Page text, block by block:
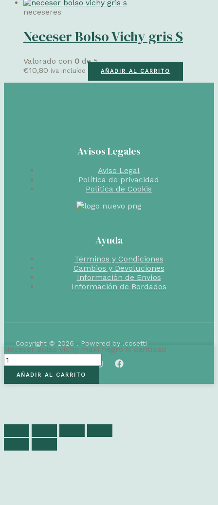
neceseres
Neceser Bolso Vichy gris S
Valorado con 0 de 5
€10,80 iva incluído AÑADIR AL CARRITO
Avisos Legales
Aviso Legal
Política de privacidad
Política de Cookis
Ayuda
Términos y Condiciones
Cambios y Devoluciones
Información de Envíos
Información de Bordados
Copyright © 2026 . Powered by .cosetti
Neceser Bolso vichy maxi negro N cantidad
AÑADIR AL CARRITO